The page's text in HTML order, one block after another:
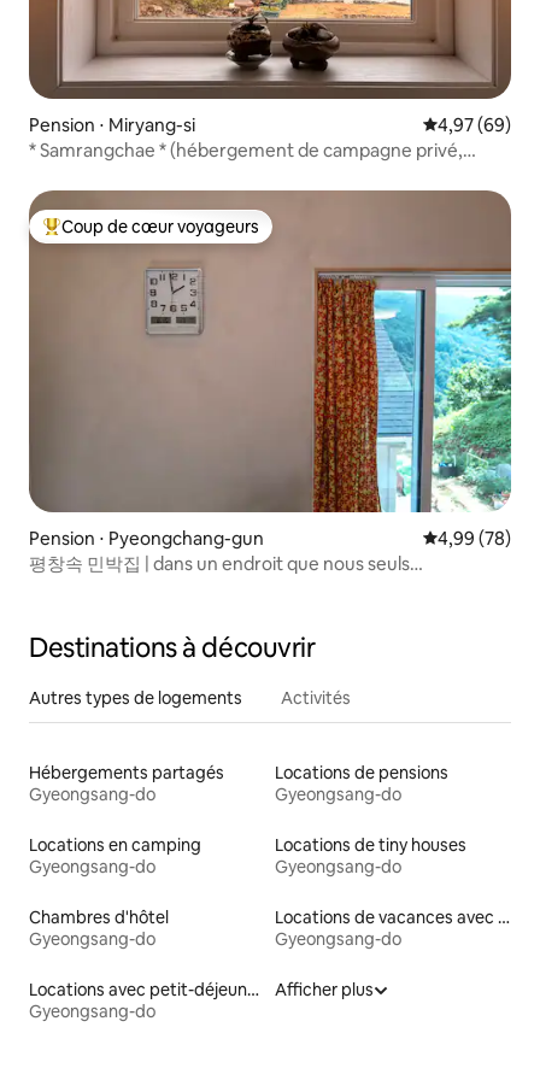
Pension ⋅ Miryang-si Évaluation
4,97 (69)
* Samrangchae * (hébergement de campagne privé,
offerte)
Coups de cœur voyageurs les plus appréciés
Coup de cœur voyageurs
Pension ⋅ Pyeongchang-gun Évaluation
4,99 (78)
평창속 민박집 | dans un endroit que nous seuls
Destinations à découvrir
Autres types de logements Activités
Hébergements partagés
Gyeongsang-do
Locations de pensions
Gyeongsang-do
Locations en camping
Gyeongsang-do
Locations de tiny houses
Gyeongsang-do
Chambres d'hôtel
Gyeongsang-do
Locations de vacances avec piscine
Gyeongsang-do
Locations avec petit-déjeuner
Gyeongsang-do
Afficher plus